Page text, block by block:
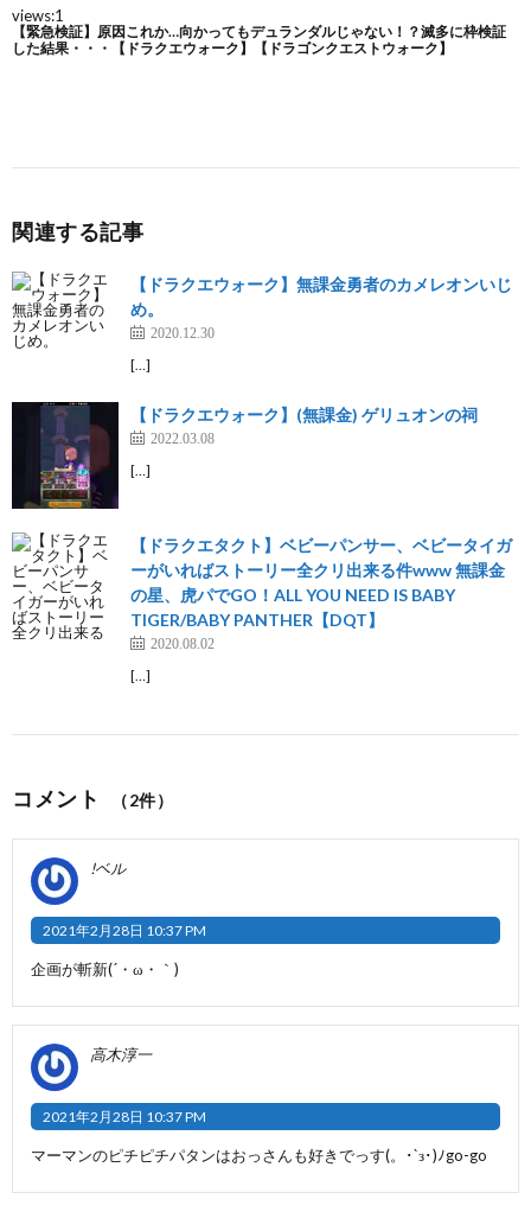
関連する記事
【ドラクエウォーク】無課金勇者のカメレオンいじ
め。
2020.12.30
[…]
【ドラクエウォーク】(無課金) ゲリュオンの祠
2022.03.08
[…]
【ドラクエタクト】ベビーパンサー、ベビータイガ
ーがいればストーリー全クリ出来る件www 無課金
の星、虎パでGO！ALL YOU NEED IS BABY
TIGER/BABY PANTHER【DQT】
2020.08.02
[…]
コメント （2件）
!ベル
2021年2月28日 10:37 PM
企画が斬新(´・ω・｀)
高木淳一
2021年2月28日 10:37 PM
マーマンのピチピチパタンはおっさんも好きでっす(。･`з･)ﾉgo-go